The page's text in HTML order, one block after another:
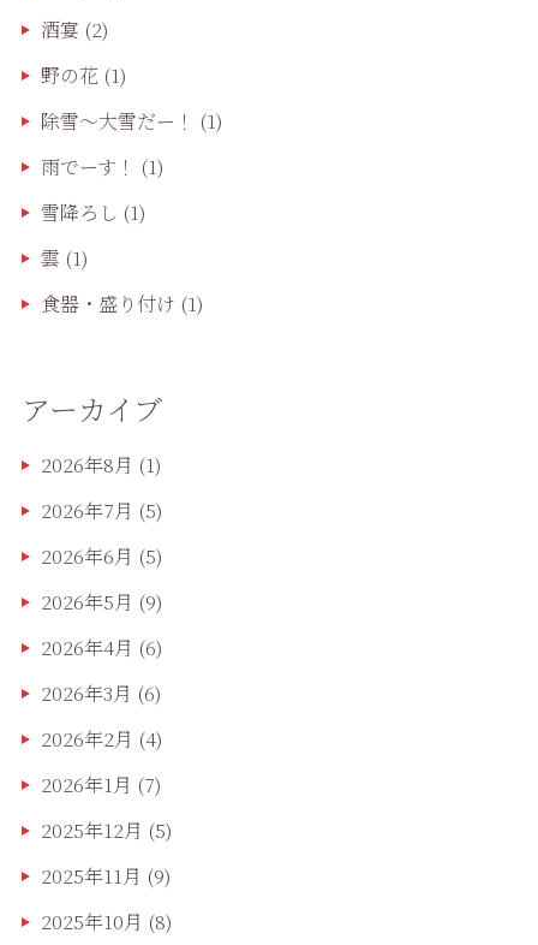
酒宴 (2)
野の花 (1)
除雪〜大雪だー！ (1)
雨でーす！ (1)
雪降ろし (1)
雲 (1)
食器・盛り付け (1)
アーカイブ
2026年8月 (1)
2026年7月 (5)
2026年6月 (5)
2026年5月 (9)
2026年4月 (6)
2026年3月 (6)
2026年2月 (4)
2026年1月 (7)
2025年12月 (5)
2025年11月 (9)
2025年10月 (8)